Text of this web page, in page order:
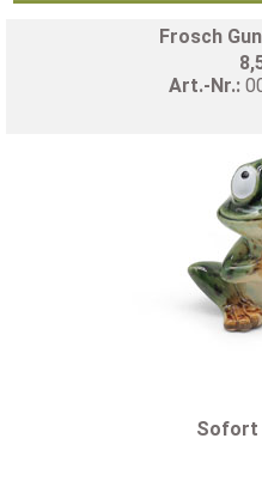
Frosch
Art.-Nr.:
Sofort